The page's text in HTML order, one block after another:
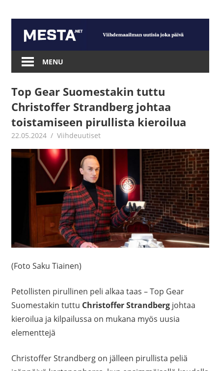
content
Mesta.net
MENU
Top Gear Suomestakin tuttu
Christoffer Strandberg johtaa
toistamiseen pirullista kieroilua
22.05.2024 Juha Kaunisto
Viihdeuutiset
(Foto Saku Tiainen)
Petollisten pirullinen peli alkaa taas – Top Gear
Suomestakin tuttu Christoffer Strandbergjohtaa
kieroilua ja kilpailussa on mukana myös uusia
elementtejä
Christoffer Strandberg on jälleen pirullista peliä